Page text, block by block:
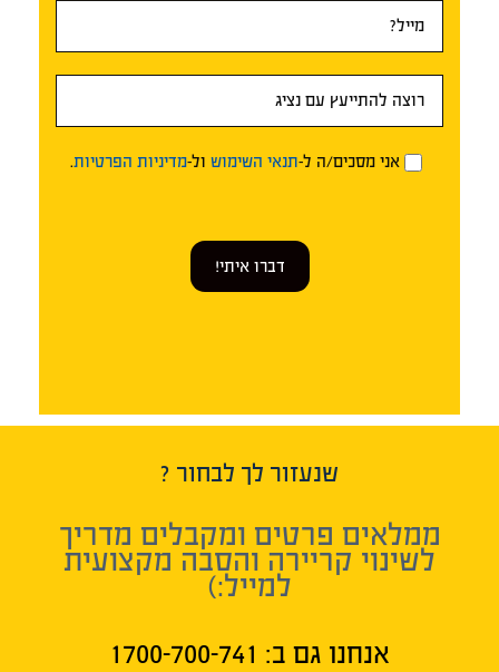
אני מסכים/ה ל-תנאי השימוש ול-מדיניות הפרטיות.
דברו איתי!
שנעזור לך לבחור ?
ממלאים פרטים ומקבלים מדריך
לשינוי קריירה והסבה מקצועית
למייל:)
אנחנו גם ב:​ 1700-700-741